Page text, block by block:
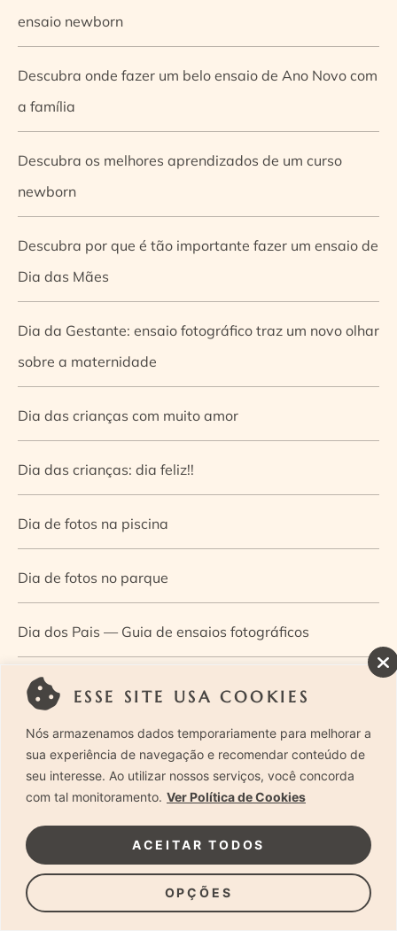
ESSE SITE USA COOKIES
Nós armazenamos dados temporariamente para melhorar a
sua experiência de navegação e recomendar conteúdo de
seu interesse. Ao utilizar nossos serviços, você concorda
com tal monitoramento. Ver Política de Cookies
OPÇÕES
ACEITAR TODOS
ensaio newborn
Descubra onde fazer um belo ensaio de Ano Novo com
a família
Descubra os melhores aprendizados de um curso
newborn
Descubra por que é tão importante fazer um ensaio de
Dia das Mães
Dia da Gestante: ensaio fotográfico traz um novo olhar
sobre a maternidade
Dia das crianças com muito amor
Dia das crianças: dia feliz!!
Dia de fotos na piscina
Dia de fotos no parque
Dia dos Pais — Guia de ensaios fotográficos
Dia Mundial da Infância: como a fotografia ajuda a
construir a memória e a identidade da criança
Diário de uma grávida e sua pequena
Dica de especialista: como otimizar o fluxo de trabalho
no ensaio newborn?
Dica de especialista: qual o melhor guia de poses para